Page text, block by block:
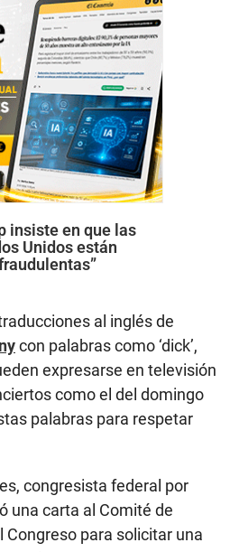
insiste en que las
Unidos están
al inglés de
con palabras como ‘dick’,
expresarse en televisión
como el del domingo
palabras para respetar
congresista federal por
una carta al Comité de
Congreso para solicitar una